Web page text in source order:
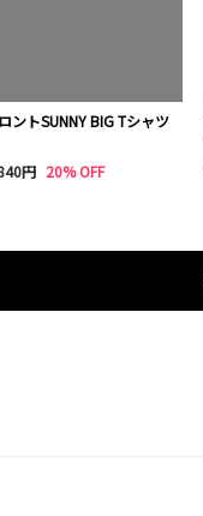
ントSUNNY BIG Tシャツ
円 20% OFF